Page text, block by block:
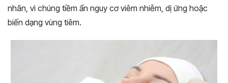
nhãn, vì chúng tiềm ẩn nguy cơ viêm nhiễm, dị ứng hoặc
biến dạng vùng tiêm.